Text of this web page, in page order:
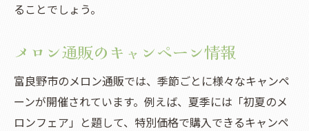
ることでしょう。
メロン通販のキャンペーン情報
富良野市のメロン通販では、季節ごとに様々なキャンペ
ーンが開催されています。例えば、夏季には「初夏のメ
ロンフェア」と題して、特別価格で購入できるキャンペ